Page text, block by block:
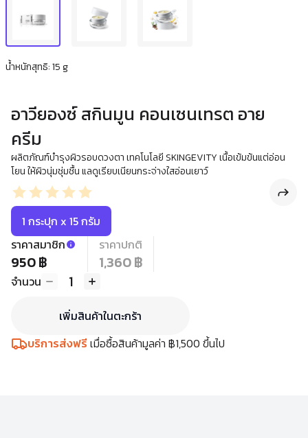
น้ำหนักสุทธิ: 15 g
อาวียองซ์ สกินมูน คอนเซนเทรต อาย
ครีม
ผลิตภัณฑ์บำรุงผิวรอบดวงตา เทคโนโลยี SKINGEVITY เนื้อเข้มข้นแต่อ่อน
โยน ให้ผิวนุ่มชุ่มชื้น แลดูเรียบเนียนกระจ่างใสอ่อนเยาว์
1 กระปุก x 15 กรัม
ราคาสมาชิก
950 ฿
ราคาปกติ
1,360 ฿
จำนวน 1
เพิ่มสินค้าในตะกร้า
บริการส่งฟรีเมื่อซื้อสินค้ามูลค่า ฿1,500 ขึ้นไป